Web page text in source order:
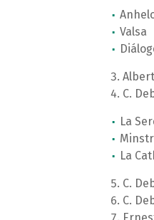
Valsa
C.
La
La
C.
C.